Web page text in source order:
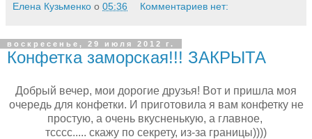
Елена Кузьменко о 05:36 Комментариев нет:
воскресенье, 29 июля 2012 г.
Конфетка заморская!!! ЗАКРЫТА
Добрый вечер, мои дорогие друзья! Вот и пришла моя
очередь для конфетки. И приготовила я вам конфетку не
простую, а очень вкусненькую, а главное,
тсссс..... скажу по секрету, из-за границы))))